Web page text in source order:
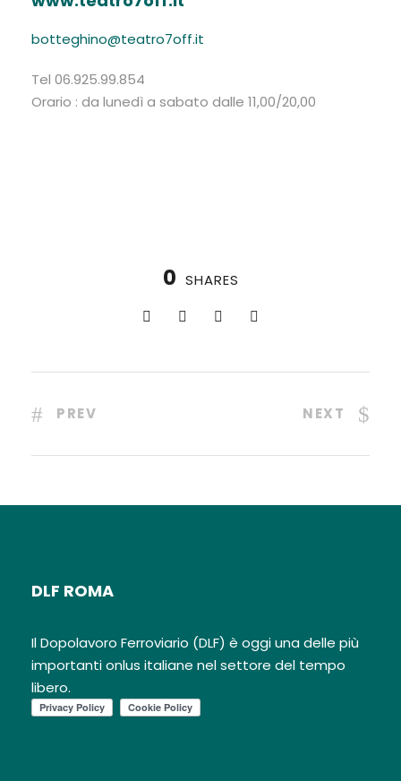
botteghino@teatro7off.it
Tel 06.925.99.854
Orario : da lunedì a sabato dalle 11,00/20,00
0 SHARES
PREV NEXT
DLF ROMA
Il Dopolavoro Ferroviario (DLF) è oggi una delle più
importanti onlus italiane nel settore del tempo
libero.